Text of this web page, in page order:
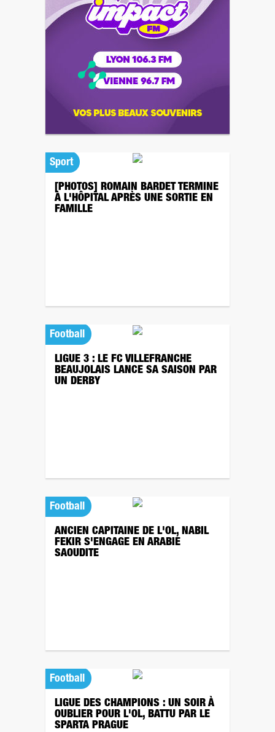
Sport
[PHOTOS] ROMAIN BARDET TERMINE
À L'HÔPITAL APRÈS UNE SORTIE EN
FAMILLE
Football
LIGUE 3 : LE FC VILLEFRANCHE
BEAUJOLAIS LANCE SA SAISON PAR
UN DERBY
Football
ANCIEN CAPITAINE DE L'OL, NABIL
FEKIR S'ENGAGE EN ARABIE
SAOUDITE
Football
LIGUE DES CHAMPIONS : UN SOIR À
OUBLIER POUR L'OL, BATTU PAR LE
SPARTA PRAGUE